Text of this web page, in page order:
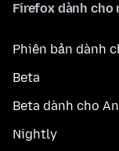
Firefox dành cho
Phiên bản dành
Beta
Beta dành cho
Nightly